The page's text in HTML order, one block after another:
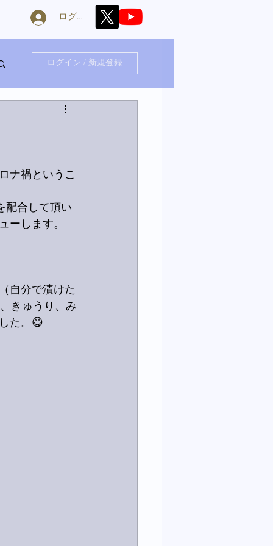
ログイン
ログイン / 新規登録
ナ禍というこ
配合して頂い
ーします。
自分で漬けた
きゅうり、み
た。😋